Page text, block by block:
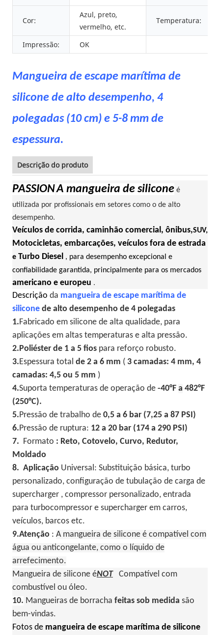
Cor:
Azul, preto,
vermelho, etc.
Temperatura:
Impressão: OK
Mangueira de escape marítima de
silicone de alto desempenho, 4
polegadas (10 cm) e 5-8 mm de
espessura.
Descrição do produto
PASSIONA mangueira de silicone é
utilizada por profissionais em setores como o de alto
desempenho.
Veículos de corrida, caminhão comercial, ônibus,SUV,
Motocicletas, embarcações, veículos fora de estrada
e Turbo Diesel , para desempenho excepcional e
confiabilidade garantida, principalmente para os mercados
americano e europeu .
Descrição da mangueira de escape marítima de
silicone de alto desempenho de 4 polegadas
1.Fabricado em silicone de alta qualidade, para
aplicações em altas temperaturas e alta pressão.
2.Poliéster de 1 a 5 fios para reforço robusto.
3.Espessura total de 2 a 6 mm ( 3 camadas: 4 mm, 4
camadas: 4,5 ou 5 mm )
4.Suporta temperaturas de operação de -40°F a 482°F
(250°C).
5.Pressão de trabalho de 0,5 a 6 bar (7,25 a 87 PSI)
6.Pressão de ruptura: 12 a 20 bar (174 a 290 PSI)
7. Formato : Reto, Cotovelo, Curvo, Redutor,
Moldado
8. Aplicação Universal: Substituição básica, turbo
personalizado, configuração de tubulação de carga de
supercharger , compressor personalizado, entrada
para turbocompressor e supercharger em carros,
veículos, barcos etc.
9.Atenção : A mangueira de silicone é compatível com
água ou anticongelante, como o líquido de
arrefecimento.
Mangueira de silicone éNOT
Compatível com
combustível ou óleo.
10. Mangueiras de borracha feitas sob medida são
bem-vindas.
Fotos de mangueira de escape marítima de silicone